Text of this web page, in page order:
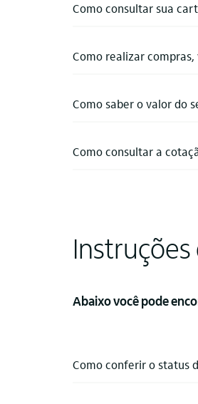
Como consultar sua
Como realizar
Como saber o valor do
Como consultar a
Abaixo você pode
Como conferir o status